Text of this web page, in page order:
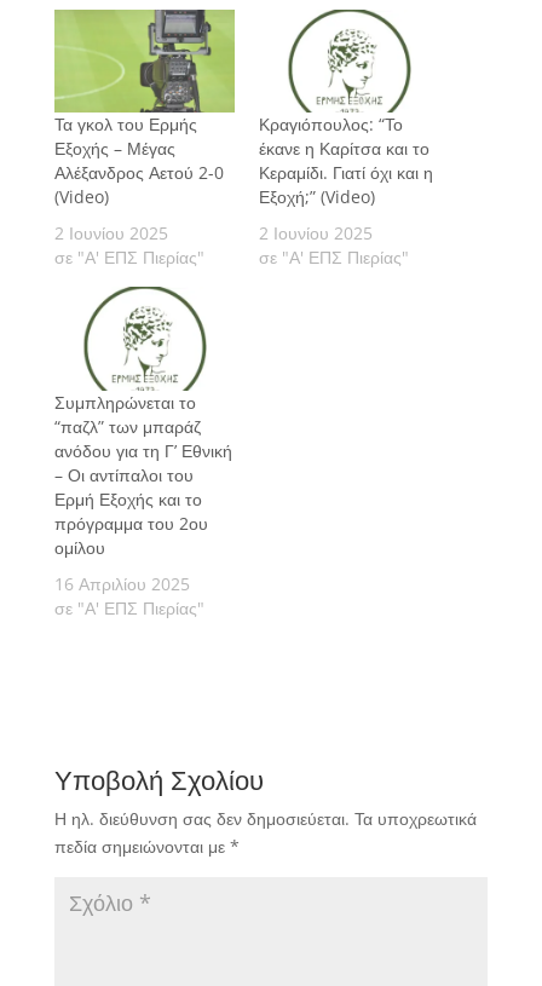
Τα γκολ του Ερμής
Εξοχής – Μέγας
Αλέξανδρος Αετού 2-0
(Video)
2 Ιουνίου 2025
σε "Α' ΕΠΣ Πιερίας"
Κραγιόπουλος: “Το
έκανε η Καρίτσα και το
Κεραμίδι. Γιατί όχι και η
Εξοχή;” (Video)
2 Ιουνίου 2025
σε "Α' ΕΠΣ Πιερίας"
Συμπληρώνεται το
“παζλ” των μπαράζ
ανόδου για τη Γ’ Εθνική
– Οι αντίπαλοι του
Ερμή Εξοχής και το
πρόγραμμα του 2ου
ομίλου
16 Απριλίου 2025
σε "Α' ΕΠΣ Πιερίας"
Υποβολή Σχολίου
Η ηλ. διεύθυνση σας δεν δημοσιεύεται. Τα υποχρεωτικά
πεδία σημειώνονται με *